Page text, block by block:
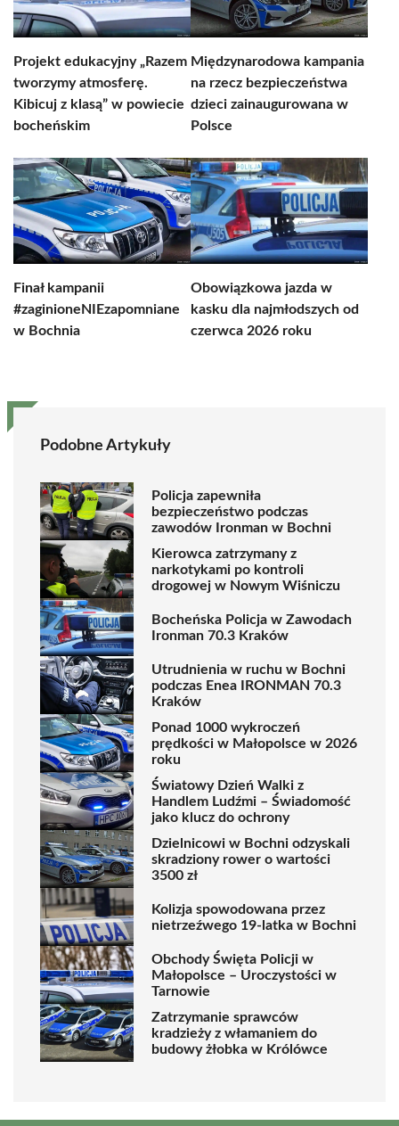
Projekt edukacyjny „Razem
tworzymy atmosferę.
Kibicuj z klasą” w powiecie
bocheńskim
Międzynarodowa kampania
na rzecz bezpieczeństwa
dzieci zainaugurowana w
Polsce
Finał kampanii
#zaginioneNIEzapomniane
w Bochnia
Obowiązkowa jazda w
kasku dla najmłodszych od
czerwca 2026 roku
Podobne Artykuły
Policja zapewniła
bezpieczeństwo podczas
zawodów Ironman w Bochni
Kierowca zatrzymany z
narkotykami po kontroli
drogowej w Nowym Wiśniczu
Bocheńska Policja w Zawodach
Ironman 70.3 Kraków
Utrudnienia w ruchu w Bochni
podczas Enea IRONMAN 70.3
Kraków
Ponad 1000 wykroczeń
prędkości w Małopolsce w 2026
roku
Światowy Dzień Walki z
Handlem Ludźmi – Świadomość
jako klucz do ochrony
Dzielnicowi w Bochni odzyskali
skradziony rower o wartości
3500 zł
Kolizja spowodowana przez
nietrzeźwego 19-latka w Bochni
Obchody Święta Policji w
Małopolsce – Uroczystości w
Tarnowie
Zatrzymanie sprawców
kradzieży z włamaniem do
budowy żłobka w Królówce